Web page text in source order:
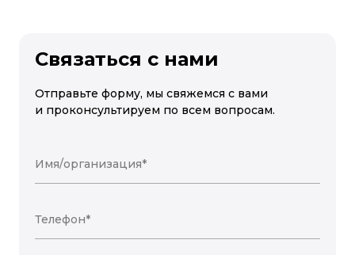
Связаться с нами
Отправьте форму, мы свяжемся с вами
и проконсультируем по всем вопросам.